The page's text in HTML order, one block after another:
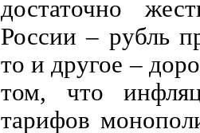
достаточно
России – рубль
то и другое –
том, что
тарифов